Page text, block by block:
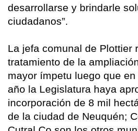
desarrollarse y brindarle
ciudadanos”.
La jefa comunal de Plottier
tratamiento de la
mayor ímpetu luego que
año la Legislatura haya
incorporación de 8 mil
de la ciudad de Neuquén;